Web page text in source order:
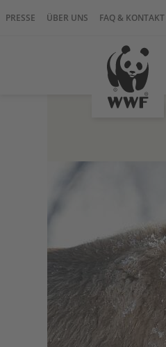
PRESSE ÜBER UNS FAQ & KONTAKT